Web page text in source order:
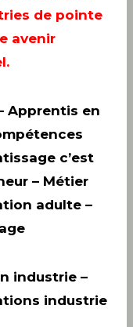
de pointe
avenir
Apprentis en
c’est
– Métier
adulte –
industrie –
industrie